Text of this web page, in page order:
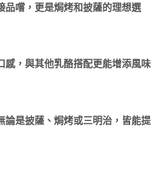
品嚐，更是焗烤和披薩的理想選
感，與其他乳酪搭配更能增添風味
論是披薩、焗烤或三明治，皆能提